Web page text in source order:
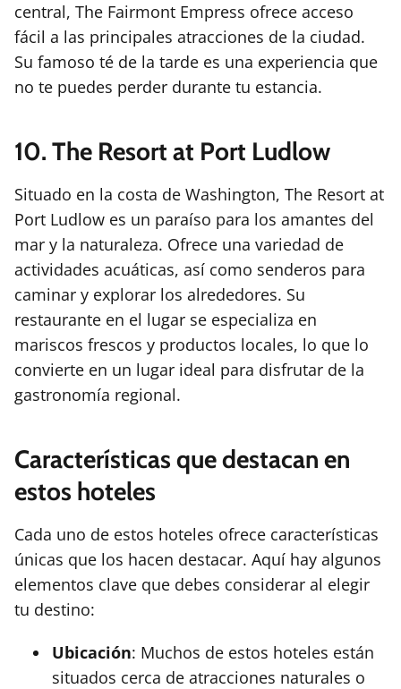
central, The Fairmont Empress ofrece acceso
fácil a las principales atracciones de la ciudad.
Su famoso té de la tarde es una experiencia que
no te puedes perder durante tu estancia.
10. The Resort at Port Ludlow
Situado en la costa de Washington, The Resort at
Port Ludlow es un paraíso para los amantes del
mar y la naturaleza. Ofrece una variedad de
actividades acuáticas, así como senderos para
caminar y explorar los alrededores. Su
restaurante en el lugar se especializa en
mariscos frescos y productos locales, lo que lo
convierte en un lugar ideal para disfrutar de la
gastronomía regional.
Características que destacan en
estos hoteles
Cada uno de estos hoteles ofrece características
únicas que los hacen destacar. Aquí hay algunos
elementos clave que debes considerar al elegir
tu destino:
Ubicación: Muchos de estos hoteles están
situados cerca de atracciones naturales o